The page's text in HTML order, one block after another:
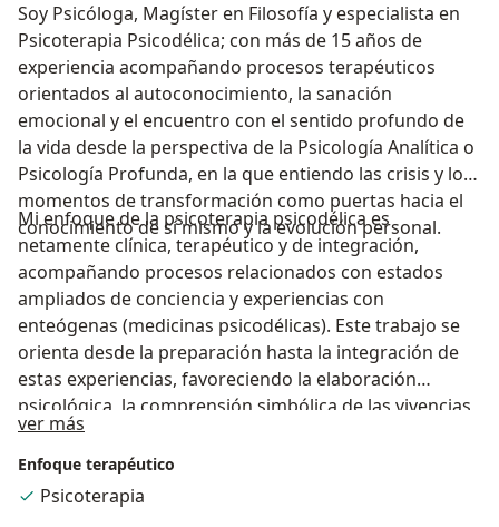
Soy Psicóloga, Magíster en Filosofía y especialista en
Psicoterapia Psicodélica; con más de 15 años de
experiencia acompañando procesos terapéuticos
orientados al autoconocimiento, la sanación
emocional y el encuentro con el sentido profundo de
la vida desde la perspectiva de la Psicología Analítica o
Psicología Profunda, en la que entiendo las crisis y los
momentos de transformación como puertas hacia el
conocimiento de sí mismo y la evolución personal.
Mi enfoque de la psicoterapia psicodélica es
netamente clínica, terapéutico y de integración,
acompañando procesos relacionados con estados
ampliados de conciencia y experiencias con
enteógenas (medicinas psicodélicas). Este trabajo se
orienta desde la preparación hasta la integración de
estas experiencias, favoreciendo la elaboración
psicológica, la comprensión simbólica de las vivencias
y su incorporación en la vida cotidiana. La terapia se
desarrolla en un espacio confidencial y respetuoso y
cada proceso es único y se construye respetando el
ritmo, la historia y la búsqueda de cada persona.
ver más
Enfoque terapéutico
Psicoterapia